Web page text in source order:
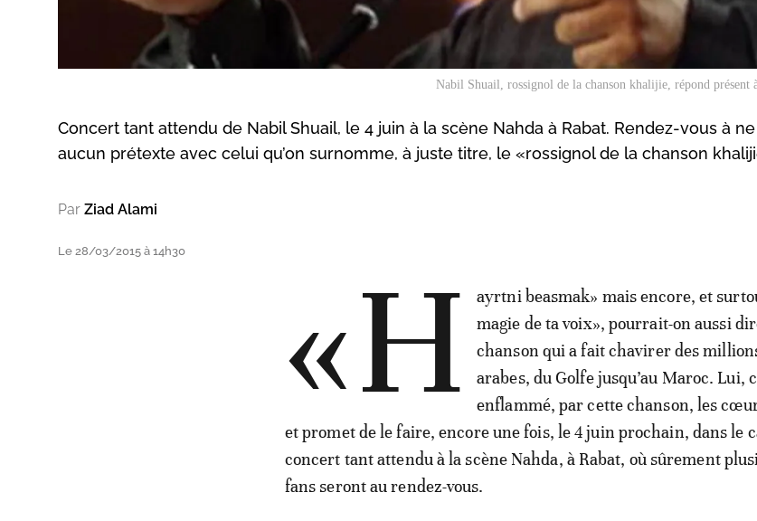
Nabil Shuail, rossignol de la chanson khalijie, répond
Concert tant attendu de Nabil Shuail, le 4 juin à la scène Nahda à Rabat. Rendez-vous à
aucun prétexte avec celui qu’on surnomme, à juste titre, le «rossignol de la chanson
Par Ziad Alami
Le 28/03/2015 à 14h30 «H
ayrtni beasmak» mais encore, et
magie de ta voix», pourrait-on aussi
chanson qui a fait chavirer des
arabes, du Golfe jusqu’au Maroc. Lui,
enflammé, par cette chanson, les
et promet de le faire, encore une fois, le 4 juin prochain, dans le
concert tant attendu à la scène Nahda, à Rabat, où sûrement
fans seront au rendez-vous.